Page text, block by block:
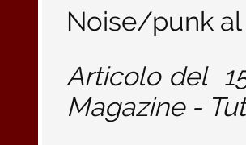
Noise/punk
Articolo del
Magazine -